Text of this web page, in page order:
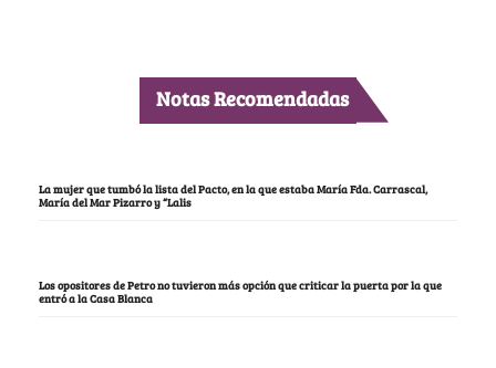
Notas Recomendadas
La mujer que tumbó la lista del Pacto, en la que estaba María Fda. Carrascal,
María del Mar Pizarro y “Lalis
Los opositores de Petro no tuvieron más opción que criticar la puerta por la que
entró a la Casa Blanca